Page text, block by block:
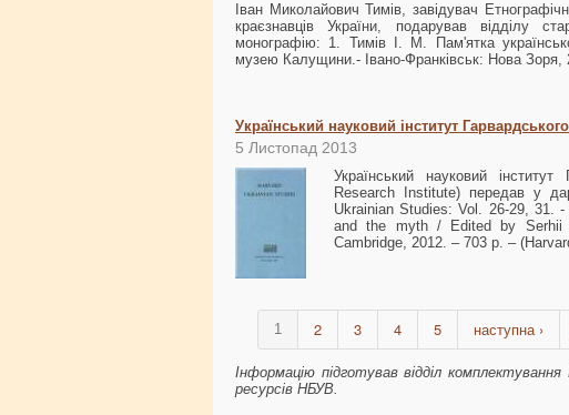
Іван Миколайович Тимів, завідувач
краєзнавців України, подарував відділу
монографію: 1. Тимів І. М. Пам'ятка
музею Калущини.- Івано-Франківськ: Нова Зоря,
Український науковий інститут
5 Листопад 2013
Український науковий
Research Institute) передав у
Ukrainian Studies: Vol. 26-29, 31.
and the myth / Edited by Serhii
Cambridge, 2012. – 703 p. –
1 2 3 4 5 наступна ›
Інформацію підготував відділ
ресурсів НБУВ.